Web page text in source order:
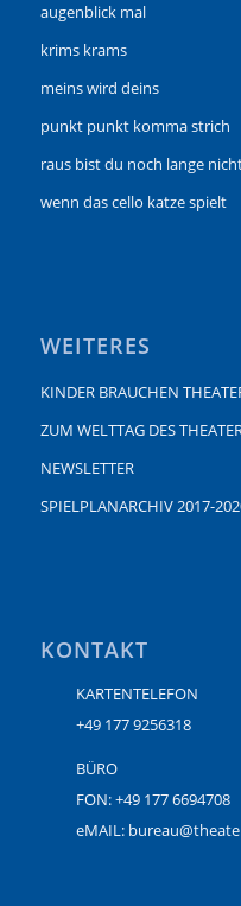
augenblick mal
krims krams
meins wird deins
punkt punkt komma strich
raus bist du noch lange
wenn das cello katze spielt
WEITERES
KINDER BRAUCHEN
ZUM WELTTAG DES
NEWSLETTER
SPIELPLANARCHIV 2017-
KONTAKT
KARTENTELEFON
+49 177 9256318
BÜRO
FON: +49 177 6694708
eMAIL: